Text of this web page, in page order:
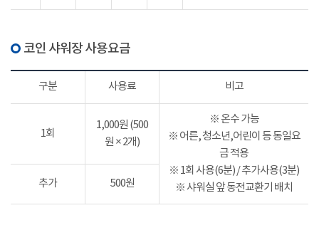
코인 샤워장 사용요금
구분 사용료 비고
1회
1,000원 (500
원 × 2개)
※ 온수 가능
※ 어른, 청소년,어린이 등 동일요
금 적용
※ 1회 사용(6분) / 추가사용(3분)
※ 샤워실 앞 동전교환기 배치
추가 500원